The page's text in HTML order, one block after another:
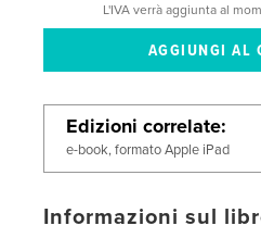
L'IVA verrà aggiunta al
Edizioni correlate
e-book, formato Apple iPad
Informazioni sul